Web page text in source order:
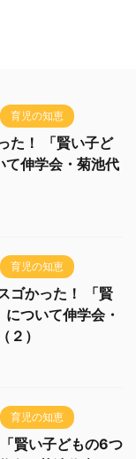
育児の知恵
た！ 「賢い子ど
て伸学会・菊池代
育児の知恵
ゴかった！ 「賢
ついて伸学会・
２）
育児の知恵
賢い子どもの6つ